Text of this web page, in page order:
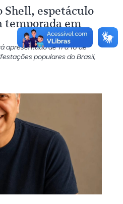
Shell, espetáculo
temporada em
apresentado de 11 a 16 de
populares do Brasil,